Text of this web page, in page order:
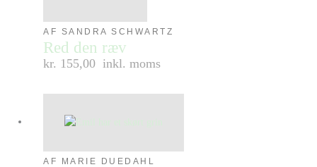
AF SANDRA SCHWARTZ
Red den ræv
kr. 155,00 inkl. moms
AF MARIE DUEDAHL